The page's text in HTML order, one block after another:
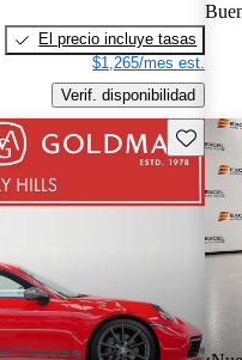
El precio incluye tasas
$1,265/mes est.
Verif. disponibilidad
Guarda